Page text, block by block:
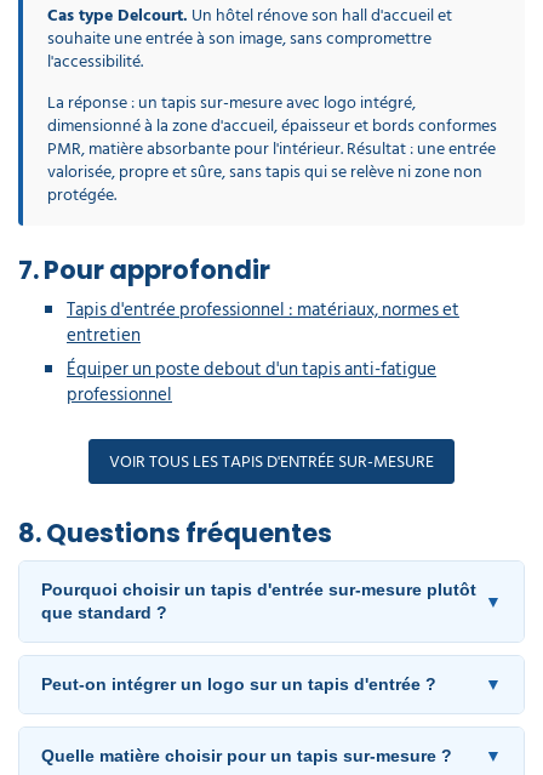
Cas type Delcourt. Un hôtel rénove son hall d'accueil et
souhaite une entrée à son image, sans compromettre
l'accessibilité.
La réponse : un tapis sur-mesure avec logo intégré,
dimensionné à la zone d'accueil, épaisseur et bords conformes
PMR, matière absorbante pour l'intérieur. Résultat : une entrée
valorisée, propre et sûre, sans tapis qui se relève ni zone non
protégée.
7. Pour approfondir
Tapis d'entrée professionnel : matériaux, normes et
entretien
Équiper un poste debout d'un tapis anti-fatigue
professionnel
VOIR TOUS LES TAPIS D'ENTRÉE SUR-MESURE
8. Questions fréquentes
Pourquoi choisir un tapis d'entrée sur-mesure plutôt
que standard ?
▼
Peut-on intégrer un logo sur un tapis d'entrée ? ▼
Quelle matière choisir pour un tapis sur-mesure ? ▼